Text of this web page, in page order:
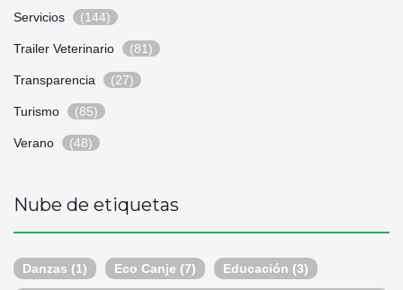
Servicios (144)
Trailer Veterinario (81)
Transparencia (27)
Turismo (85)
Verano (48)
Nube de etiquetas
Danzas (1) Eco Canje (7) Educación (3)